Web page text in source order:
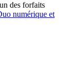
des forfaits
numérique et